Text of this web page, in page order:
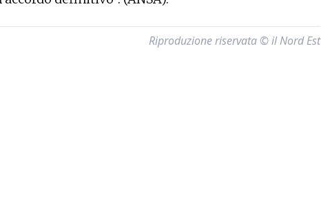
Riproduzione riservata © il Nord Est